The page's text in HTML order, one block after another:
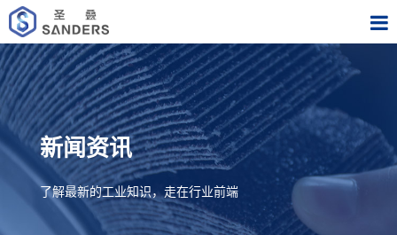
新闻资讯
了解最新的工业知识，走在行业前端